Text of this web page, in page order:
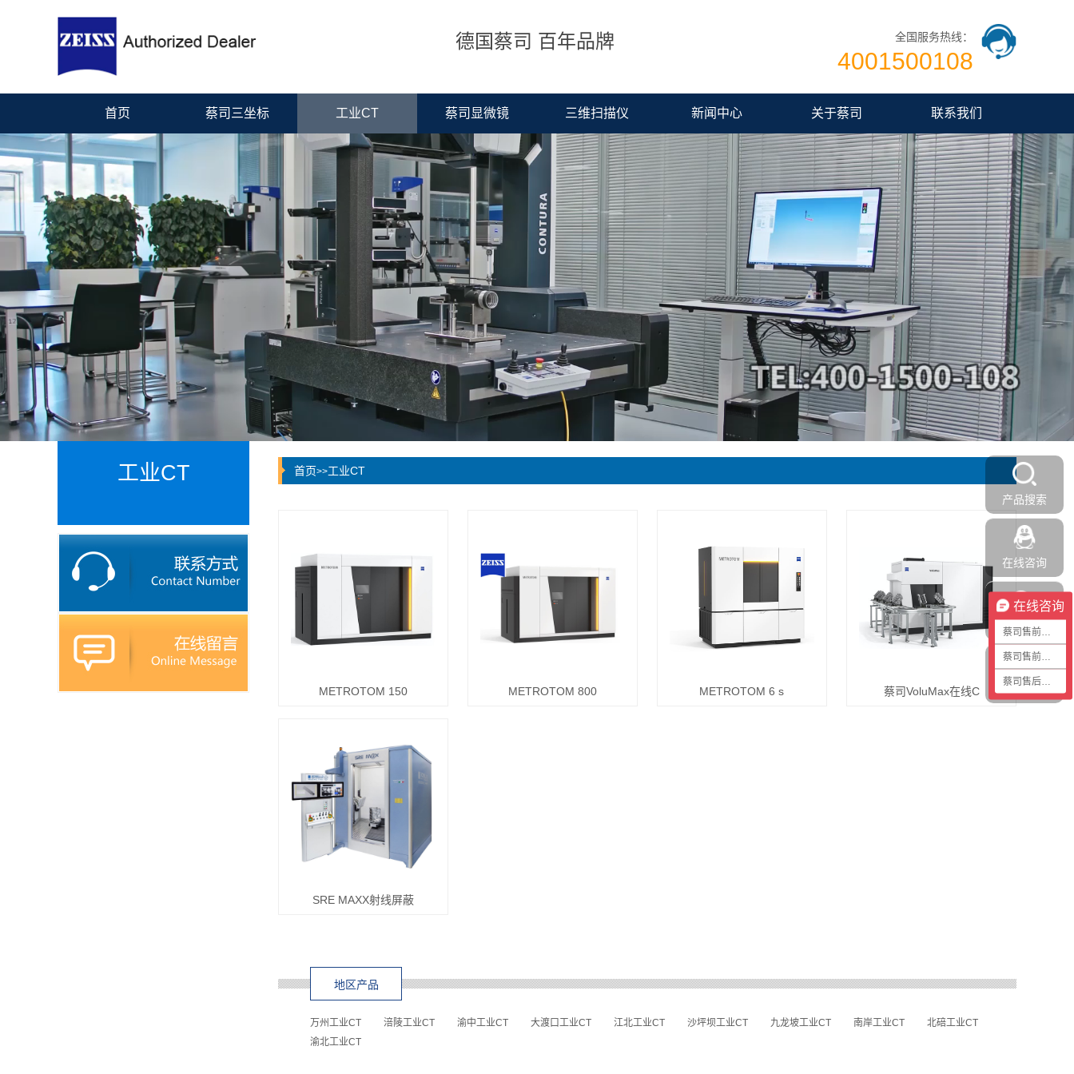
德国蔡司 百年品牌 全国服务热线：
4001500108
首页 蔡司三坐标 工业CT 蔡司显微镜 三维扫描仪 新闻中心 关于蔡司 联系我们
工业CT 首页>>工业CT
METROTOM 150 METROTOM 800 METROTOM 6 s 蔡司VoluMax在线C
SRE MAXX射线屏蔽
地区产品
万州工业CT 涪陵工业CT 渝中工业CT 大渡口工业CT 江北工业CT 沙坪坝工业CT 九龙坡工业CT 南岸工业CT
北碚工业CT
渝北工业CT
产品搜索
在线咨询
加我微信
返回顶部
在线咨询